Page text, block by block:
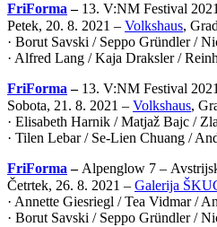
FriForma – 13. V:NM Festival 2021
Petek, 20. 8. 2021 – Volkshaus,
· Borut Savski / Seppo Gründler /
· Alfred Lang / Kaja Draksler /
FriForma – 13. V:NM Festival 2021
Sobota, 21. 8. 2021 – Volkshaus,
· Elisabeth Harnik / Matjaž Bajc /
· Tilen Lebar / Se-Lien Chuang /
FriForma – Alpenglow 7 –
Četrtek, 26. 8. 2021 – Galerija
· Annette Giesriegl / Tea Vidmar /
· Borut Savski / Seppo Gründler /